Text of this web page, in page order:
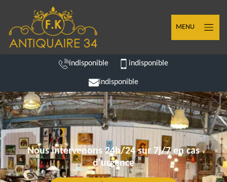
MENU
indisponible indisponible
indisponible
Nous intervenons 24h/24 sur 7j/7 en cas
d'urgence